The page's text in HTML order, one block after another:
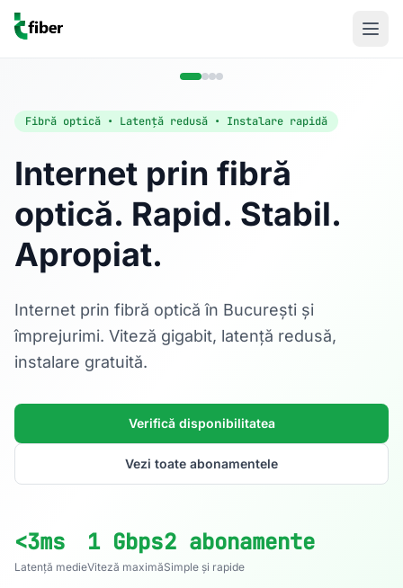
Fibră optică • Latență redusă • Instalare rapidă
Internet prin fibră
optică. Rapid. Stabil.
Apropiat.
Internet prin fibră optică în București și
împrejurimi. Viteză gigabit, latență redusă,
instalare gratuită.
Verifică disponibilitatea
Vezi toate abonamentele
<3ms
Latență medie
1 Gbps
Viteză maximă
2 abonamente
Simple și rapide
Acasă
Internet Rezidențial
Fibră optică până la 1 Gbps, direct în casa ta.